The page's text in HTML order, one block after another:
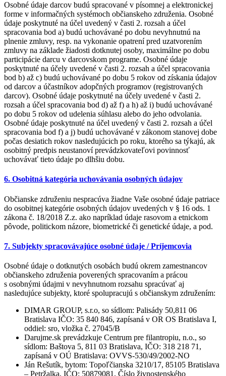
Osobné údaje darcov budú spracované v písomnej a elektronickej
forme v informačných systémoch občianskeho združenia. Osobné
údaje poskytnuté na účel uvedený v časti 2. rozsah a účel
spracovania bod a) budú uchovávané po dobu nevyhnutnú na
plnenie zmluvy, resp. na vykonanie opatrení pred uzatvorením
zmluvy na základe žiadosti dotknutej osoby, maximálne po dobu
participácie darcu v darcovskom programe. Osobné údaje
poskytnuté na účely uvedené v časti 2. rozsah a účel spracovania
bod b) až c) budú uchovávané po dobu 5 rokov od získania údajov
od darcov a účastníkov adopčných programov (registrovaných
darcov). Osobné údaje poskytnuté na účely uvedené v časti 2.
rozsah a účel spracovania bod d) až f) a h) až i) budú uchovávané
po dobu 5 rokov od udelenia súhlasu alebo do jeho odvolania.
Osobné údaje poskytnuté na účel uvedený v časti 2. rozsah a účel
spracovania bod f) a j) budú uchovávané v zákonom stanovej dobe
počas desiatich rokov nasledujúcich po roku, ktorého sa týkajú, ak
osobitný predpis neustanoví prevádzkovateľovi povinnosť
uchovávať tieto údaje po dlhšiu dobu.
6. Osobitná kategória uchovávania osobných údajov
Občianske združeniu nespracúva žiadne Vaše osobné údaje patriace
do osobitnej kategórie osobných údajov uvedených v § 16 ods. 1
zákona č. 18/2018 Z.z. ako napríklad údaje rasovom a etnickom
pôvode, politickom názore, biometrické či genetické údaje, a pod.
7. Subjekty spracovávajúce osobné údaje / Príjemcovia
Osobné údaje o dotknutých osobách budú okrem zamestnancov
občianskeho združenia poverených spracovaním a prácou
s osobnými údajmi v nevyhnutnom rozsahu spracúvať aj
nasledujúce subjekty, ktoré spolupracujú s občianskym združením:
DIMAR GROUP, s.r.o, so sídlom: Palisády 50,811 06
Bratislava IČO: 35 840 846, zapísaná v OR OS Bratislava I,
oddiel: sro, vložka č. 27045/B
Darujme.sk prevádzkuje Centrum pre filantropiu, n.o., so
sídlom: Baštova 5, 811 03 Bratislava, IČO: 318 218 71,
zapísaná v OÚ Bratislava: OVVS-530/49/2002-NO
Ján Rešutík, bytom: Topoľčianska 3210/17, 85105 Bratislava
– Petržalka, IČO: 50879081, Číslo živnostenského